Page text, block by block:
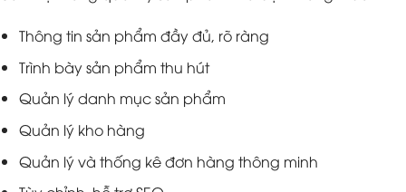
Thông tin sản phẩm đầy đủ, rõ ràng
Trình bày sản phẩm thu hút
Quản lý danh mục sản phẩm
Quản lý kho hàng
Quản lý và thống kê đơn hàng thông minh